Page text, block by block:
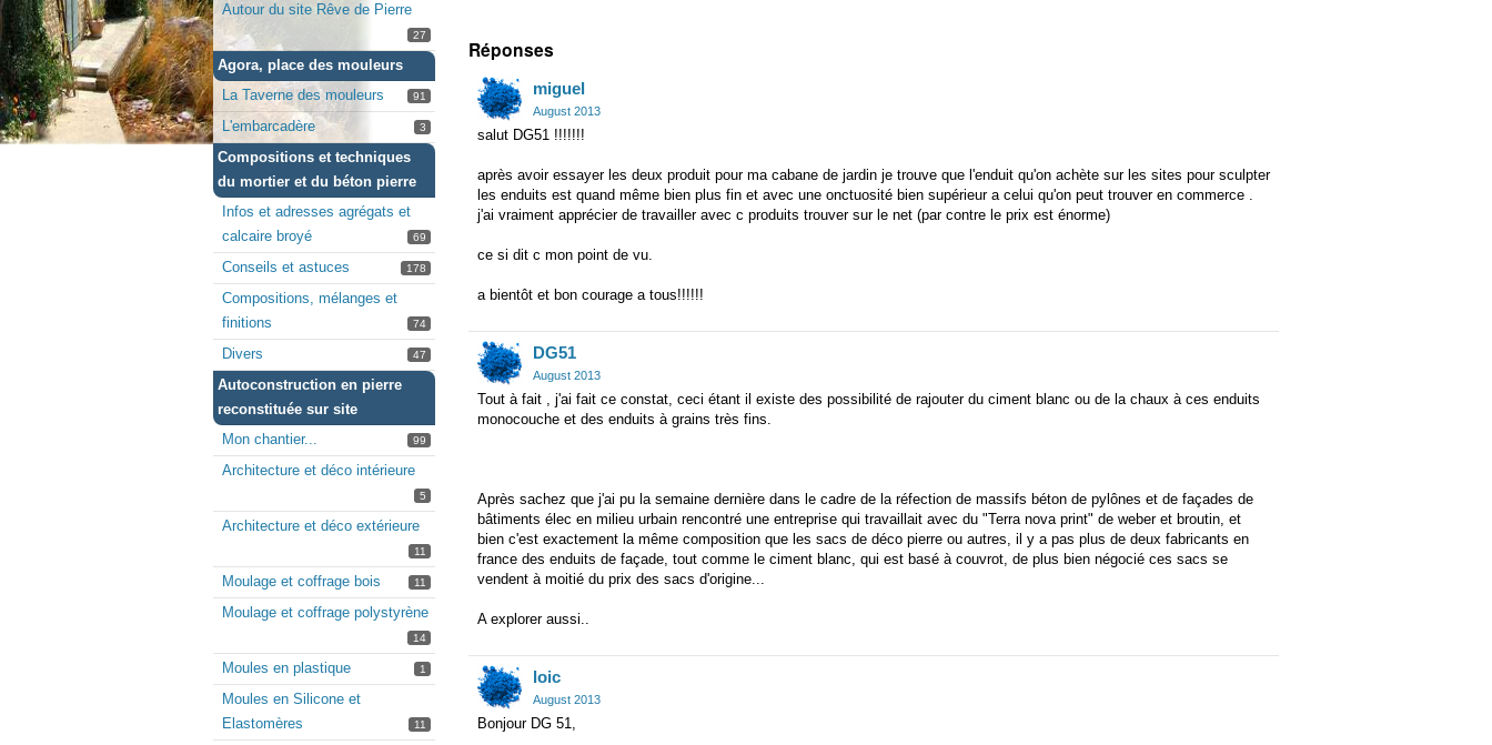
Autour du site Rêve de Pierre
27
Agora, place des mouleurs
La Taverne des mouleurs
91
L'embarcadère 3
Compositions et techniques
du mortier et du béton pierre
Infos et adresses agrégats et
calcaire broyé
69
Conseils et astuces 178
Compositions, mélanges et
finitions
74
Divers 47
Autoconstruction en pierre
reconstituée sur site
Mon chantier...
99
Architecture et déco intérieure
5
Architecture et déco extérieure
11
Moulage et coffrage bois 11
Moulage et coffrage polystyrène
14
Moules en plastique 1
Moules en Silicone et
Elastomères
11
Réponses
miguel
August 2013
salut DG51 !!!!!!!
après avoir essayer les deux produit pour ma cabane de jardin je trouve que l'enduit qu'on achète sur les sites pour sculpter
les enduits est quand même bien plus fin et avec une onctuosité bien supérieur a celui qu'on peut trouver en commerce .
j'ai vraiment apprécier de travailler avec c produits trouver sur le net (par contre le prix est énorme)
ce si dit c mon point de vu.
a bientôt et bon courage a tous!!!!!!
DG51
August 2013
Tout à fait , j'ai fait ce constat, ceci étant il existe des possibilité de rajouter du ciment blanc ou de la chaux à ces enduits
monocouche et des enduits à grains très fins.
Après sachez que j'ai pu la semaine dernière dans le cadre de la réfection de massifs béton de pylônes et de façades de
bâtiments élec en milieu urbain rencontré une entreprise qui travaillait avec du "Terra nova print" de weber et broutin, et
bien c'est exactement la même composition que les sacs de déco pierre ou autres, il y a pas plus de deux fabricants en
france des enduits de façade, tout comme le ciment blanc, qui est basé à couvrot, de plus bien négocié ces sacs se
vendent à moitié du prix des sacs d'origine...
A explorer aussi..
loic
August 2013
Bonjour DG 51,